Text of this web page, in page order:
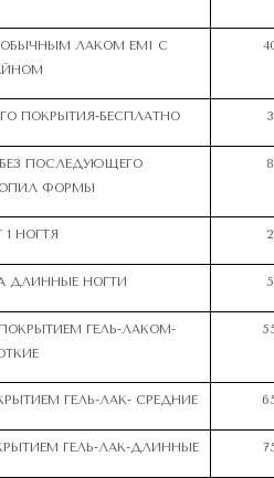
ЛАКОМ EMI С
ПОКРЫТИЯ-БЕСПЛАТНО
ПОСЛЕДУЮЩЕГО
ФОРМЫ
1 НОГТЯ
ДЛИННЫЕ НОГТИ
ГЕЛЬ-ЛАКОМ-
ГЕЛЬ-ЛАК- СРЕДНИЕ
ГЕЛЬ-ЛАК-ДЛИННЫЕ